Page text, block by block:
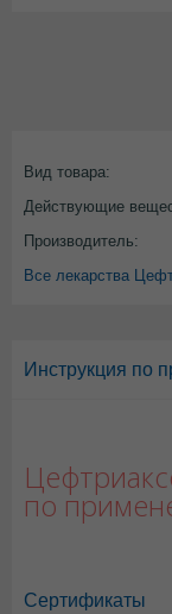
Вид товара:
Действующие
Производитель:
Все лекарства
Инструкция по
по
Сертификаты